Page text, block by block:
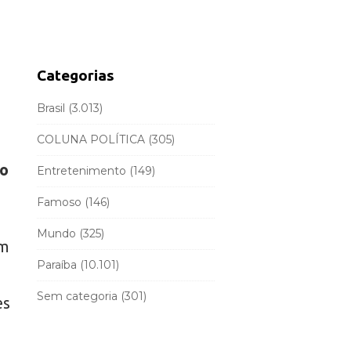
a
f
r
Categorias
Brasil (3.013)
COLUNA POLÍTICA (305)
Entretenimento (149)
Famoso (146)
Mundo (325)
Paraíba (10.101)
Sem categoria (301)